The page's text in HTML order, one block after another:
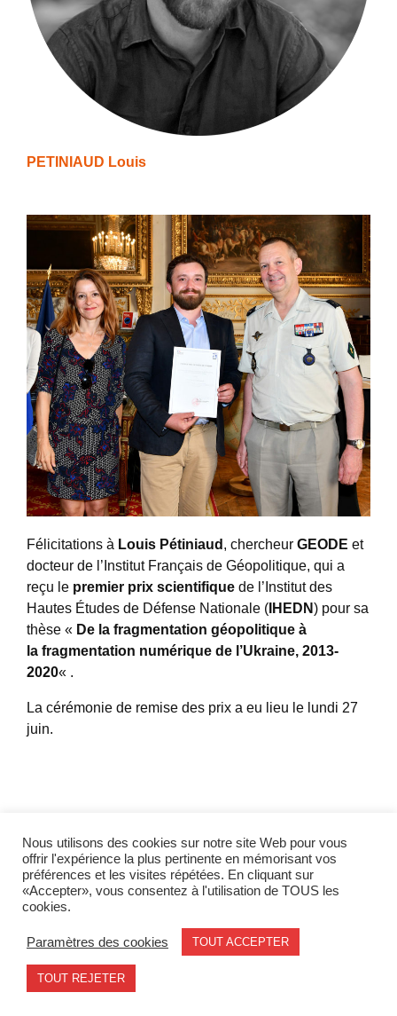
PETINIAUD Louis
Félicitations à Louis Pétiniaud , chercheur GEODE et
docteur de l’Institut Français de Géopolitique, qui a
reçu le premier prix scientifique de l’Institut des
Hautes Études de Défense Nationale ( IHEDN) pour sa
thèse « De la fragmentation géopolitique à
la fragmentation numérique de l’Ukraine, 2013-
2020« .
La cérémonie de remise des prix a eu lieu le lundi 27
juin.
Partager l'actualité
Twitter LinkedIn
Mentions légales
© 2026 - Geode. All rights reserved.
Nous utilisons des cookies sur notre site Web pour vous
offrir l'expérience la plus pertinente en mémorisant vos
préférences et les visites répétées. En cliquant sur
«Accepter», vous consentez à l'utilisation de TOUS les
cookies.
Paramètres des cookies TOUT ACCEPTER
TOUT REJETER